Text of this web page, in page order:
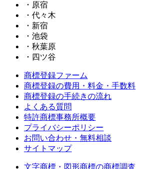
・原宿
・代々木
・新宿
・池袋
・秋葉原
・四ツ谷
商標登録ファーム
商標登録の費用・料金・手数料
商標登録の手続きの流れ
よくある質問
特許商標事務所概要
プライバシーポリシー
お問い合わせ・無料相談
サイトマップ
文字商標・図形商標の商標調査